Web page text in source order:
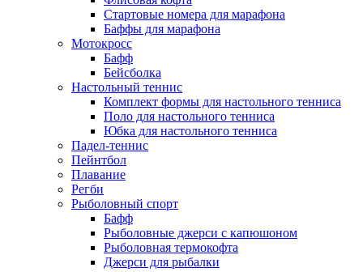
Стартовые номера для марафона
Баффы для марафона
Мотокросс
Бафф
Бейсболка
Настольный теннис
Комплект формы для настольного тенниса
Поло для настольного тенниса
Юбка для настольного тенниса
Падел-теннис
Пейнтбол
Плавание
Регби
Рыболовный спорт
Бафф
Рыболовные джерси с капюшоном
Рыболовная термокофта
Джерси для рыбалки